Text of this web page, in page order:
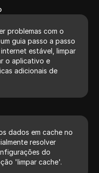
problemas com o
guia passo a passo
estável, limpar
o aplicativo e
adicionais de
dados em cache no
resolver
do
'limpar cache'.